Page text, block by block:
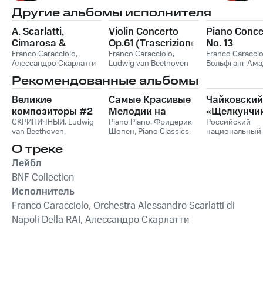
Другие альбомы исполнителя
A. Scarlatti,
Cimarosa &
Paisiello:
Concertos et
ouvertures
Franco Caracciolo,
Алессандро Скарлатти
Violin Concerto
Op.61 (Trascrizione
Per Pianoforte E
Orchestra)
Franco Caracciolo,
Ludwig van Beethoven
Piano
No. 13
Franco
Вольфганг
Рекомендованные альбомы
Великие
композиторы #2
СКРИПИЧНЫЙ, Ludwig
van Beethoven,
Франц Шуберт
String Orchestra
Антонио Вивальди
Самые Красивые
Мелодии на
Пианино
Piano Piano,Фридерик
Шопен, Piano Classics,
Чайковский
Российский
национальный
О треке
Лейбл
BNF Collection
Исполнитель
Franco Caracciolo, Orchestra Alessandro Scarlatti di
Napoli Della RAI, Алессандро Скарлатти